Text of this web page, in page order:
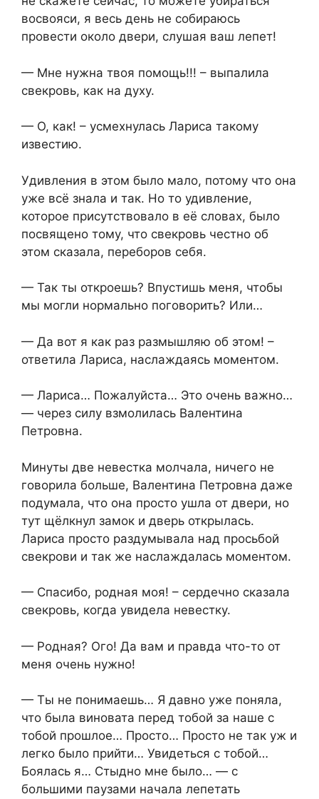
восвояси, я весь день не собираюсь
провести около двери, слушая ваш лепет!
— Мне нужна твоя помощь!!! – выпалила
свекровь, как на духу.
— О, как! – усмехнулась Лариса такому
известию.
Удивления в этом было мало, потому что она
уже всё знала и так. Но то удивление,
которое присутствовало в её словах, было
посвящено тому, что свекровь честно об
этом сказала, переборов себя.
— Так ты откроешь? Впустишь меня, чтобы
мы могли нормально поговорить? Или…
— Да вот я как раз размышляю об этом! –
ответила Лариса, наслаждаясь моментом.
— Лариса… Пожалуйста… Это очень важно…
— через силу взмолилась Валентина
Петровна.
Минуты две невестка молчала, ничего не
говорила больше, Валентина Петровна даже
подумала, что она просто ушла от двери, но
тут щёлкнул замок и дверь открылась.
Лариса просто раздумывала над просьбой
свекрови и так же наслаждалась моментом.
— Спасибо, родная моя! – сердечно сказала
свекровь, когда увидела невестку.
— Родная? Ого! Да вам и правда что-то от
меня очень нужно!
— Ты не понимаешь… Я давно уже поняла,
что была виновата перед тобой за наше с
тобой прошлое… Просто… Просто не так уж и
легко было прийти… Увидеться с тобой…
Боялась я… Стыдно мне было… — с
большими паузами начала лепетать